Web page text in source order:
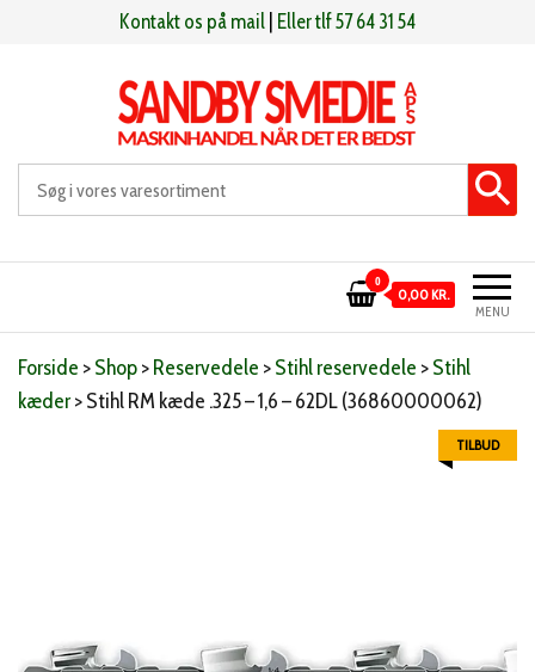
Kontakt os på mail Eller tlf 57 64 31 54
Sandby smeden Maskinhandel når det er bedst
MENU
0
0,00 KR.
Forside >Shop>Reservedele >Stihl reservedele >Stihl
kæder>Stihl RM kæde .325 – 1,6 – 62DL (36860000062)
TILBUD